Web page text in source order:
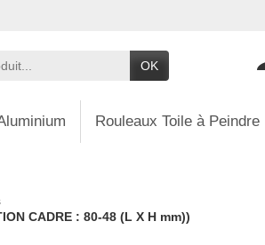
OK
Rouleaux Toile à Peindre
CADRE : 80-48 (L X H mm))